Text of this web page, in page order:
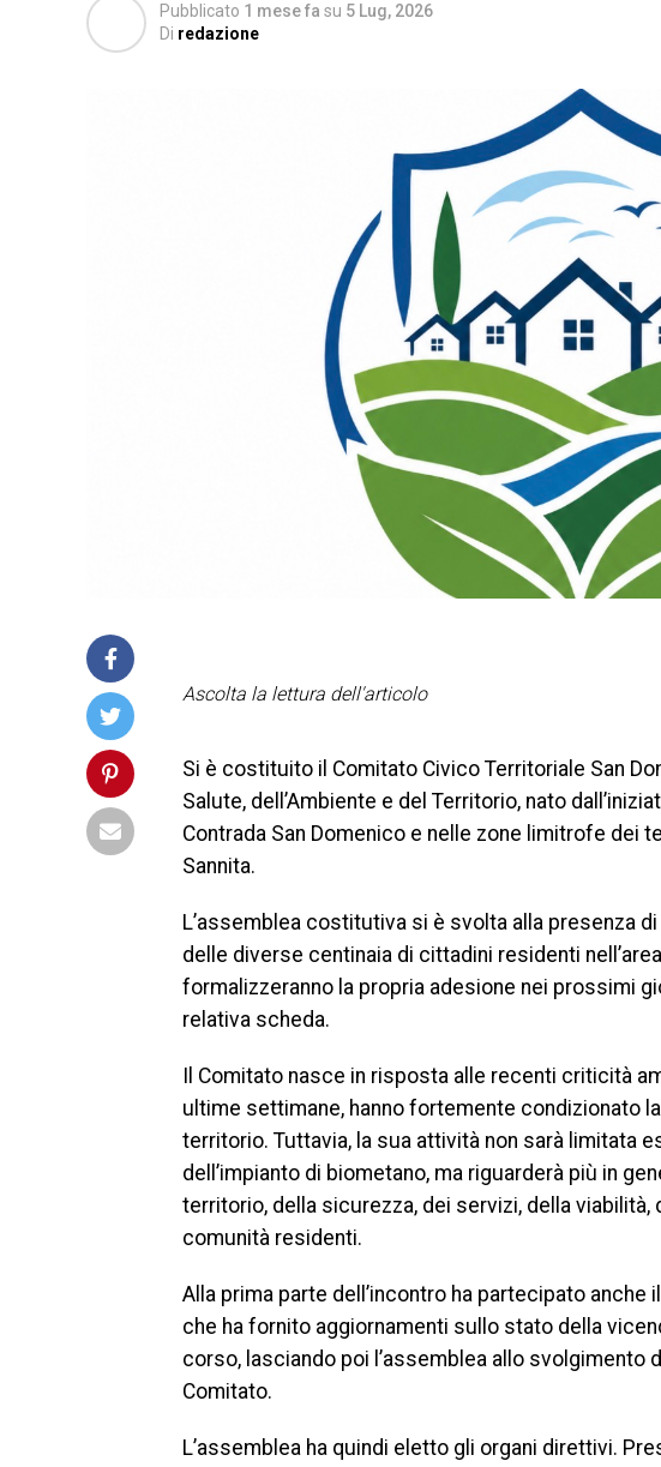
Pubblicato 1 mese fa su 5 Lug, 2026
Di redazione
Ascolta la lettura dell'articolo
Si è costituito il Comitato Civico Territoriale San
Salute, dell’Ambiente e del Territorio, nato
Contrada San Domenico e nelle zone limitrofe dei
Sannita.
L’assemblea costitutiva si è svolta alla presenza
delle diverse centinaia di cittadini residenti
formalizzeranno la propria adesione nei prossimi
relativa scheda.
Il Comitato nasce in risposta alle recenti criticità
ultime settimane, hanno fortemente condizionato
territorio. Tuttavia, la sua attività non sarà limitata
dell’impianto di biometano, ma riguarderà più in
territorio, della sicurezza, dei servizi, della
comunità residenti.
Alla prima parte dell’incontro ha partecipato
che ha fornito aggiornamenti sullo stato della
corso, lasciando poi l’assemblea allo svolgimento
Comitato.
L’assemblea ha quindi eletto gli organi direttivi.